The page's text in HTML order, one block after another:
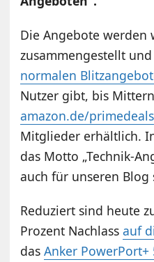
Die Angebote werden
zusammengestellt
normalen
Nutzer gibt, bis
amazon.de/primedeals
Mitglieder erhältlich.
das Motto „Technik-
auch für unseren Blog
Reduziert sind heute
Prozent Nachlassauf
dasAnker PowerPort+